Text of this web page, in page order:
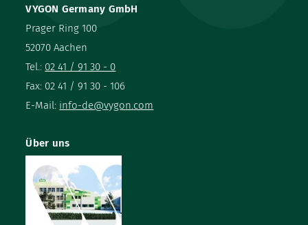
VYGON Germany GmbH
Prager Ring 100
52070 Aachen
Tel.: 02 41 / 91 30 - 0
Fax: 02 41 / 91 30 - 106
E-Mail: info-de@vygon.com
Über uns